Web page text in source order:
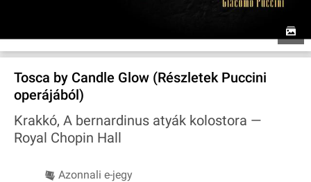
Tosca by Candle Glow (Részletek Puccini
operájából)
Krakkó, A bernardinus atyák kolostora —
Royal Chopin Hall
Azonnali e-jegy